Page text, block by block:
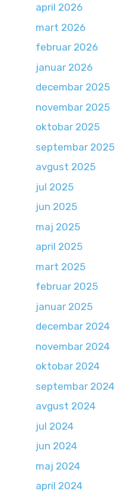
april 2026
mart 2026
februar 2026
januar 2026
decembar 2025
novembar 2025
oktobar 2025
septembar 2025
avgust 2025
jul 2025
jun 2025
maj 2025
april 2025
mart 2025
februar 2025
januar 2025
decembar 2024
novembar 2024
oktobar 2024
septembar 2024
avgust 2024
jul 2024
jun 2024
maj 2024
april 2024